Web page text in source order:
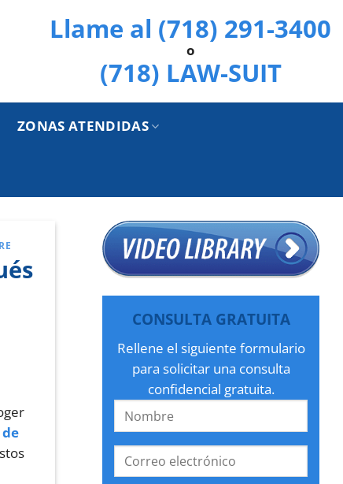
Llame al (718) 291-3400
o
(718) LAW-SUIT
ZONAS ATENDIDAS
CONSULTA GRATUITA
Rellene el siguiente formulario
para solicitar una consulta
confidencial gratuita.